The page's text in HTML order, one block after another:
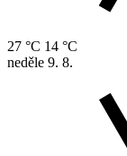
27 °C 14 °C
neděle 9. 8.